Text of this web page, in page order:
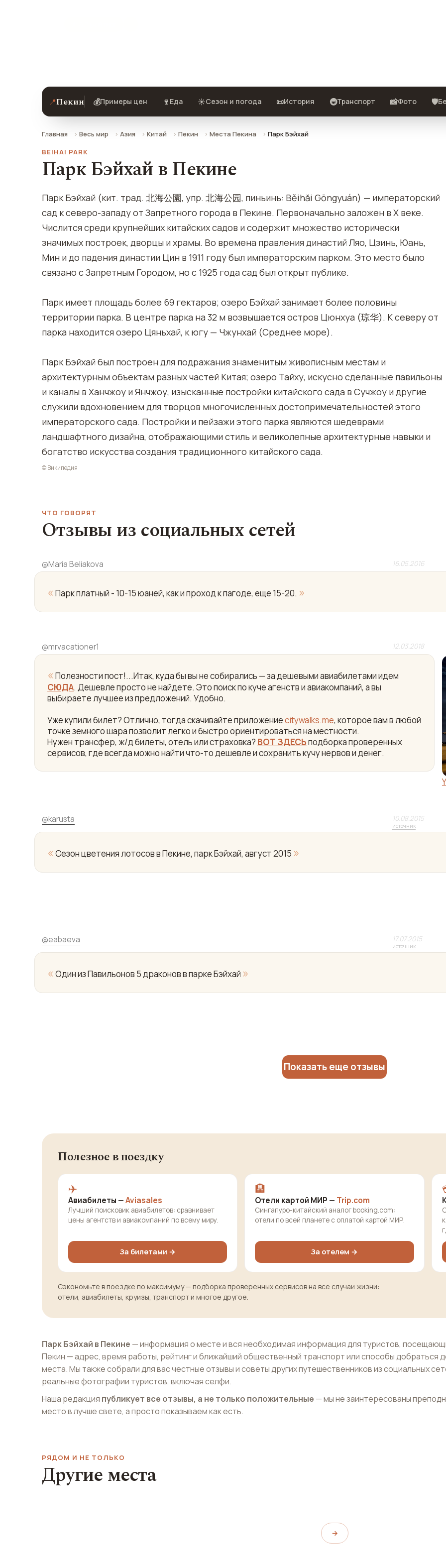
📍Пекин 💰Примеры цен 🍷 Еда ☀️Сезон и погода 📜История 🚇Транспорт 📸Фото 🛡️
Главная Весь мир Азия Китай Пекин Места Пекина
Парк Бэйхай
BEIHAI PARK
Парк Бэйхай в Пекине
Парк Бэйхай (кит. трад. 北海公園, упр. 北海公园, пиньинь: Běihăi Gōngyuán) — императорский
сад к северо-западу от Запретного города в Пекине. Первоначально заложен в Х веке.
Числится среди крупнейших китайских садов и содержит множество исторически
значимых построек, дворцы и храмы. Во времена правления династий Ляо, Цзинь, Юань,
Мин и до падения династии Цин в 1911 году был императорским парком. Это место было
связано с Запретным Городом, но с 1925 года сад был открыт публике.
Парк имеет площадь более 69 гектаров; озеро Бэйхай занимает более половины
территории парка. В центре парка на 32 м возвышается остров Цюнхуа (琼华). К северу от
парка находится озеро Цяньхай, к югу — Чжунхай (Среднее море).
Парк Бэйхай был построен для подражания знаменитым живописным местам и
архитектурным объектам разных частей Китая; озеро Тайху, искусно сделанные павильоны
и каналы в Ханчжоу и Янчжоу, изысканные постройки китайского сада в Сучжоу и другие
служили вдохновением для творцов многочисленных достопримечательностей этого
императорского сада. Постройки и пейзажи этого парка являются шедеврами
ландшафтного дизайна, отображающими стиль и великолепные архитектурные навыки и
богатство искусства создания традиционного китайского сада.
© Википедия
ЧТО ГОВОРЯТ
Отзывы из социальных сетей
@Maria Beliakova 16.05.2016
« Парк платный - 10-15 юаней, как и проход к пагоде, еще 15-20. »
@mrvacationer1 12.03.2018
« Полезности пост!...Итак, куда бы вы не собирались — за дешевыми авиабилетами идем
СЮДА. Дешевле просто не найдете. Это поиск по куче агенств и авиакомпаний, а вы
выбираете лучшее из предложений. Удобно.
Уже купили билет? Отлично, тогда скачивайте приложениеcitywalks.me, которое вам в любой
точке земного шара позволит легко и быстро ориентироваться на местности.
Нужен трансфер, ж/д билеты, отель или страховка? ВОТ ЗДЕСЬподборка проверенных
сервисов, где всегда можно найти что-то дешевле и сохранить кучу нервов и денег.
@karusta 10.08.2015
источник
« Сезон цветения лотосов в Пекине, парк Бэйхай, август 2015 »
@eabaeva 17.07.2015
источник
« Один из Павильонов 5 драконов в парке Бэйхай »
Показать еще отзывы
Полезное в поездку
✈️
Авиабилеты —Aviasales
Лучший поисковик авиабилетов: сравнивает
цены агентств и авиакомпаний по всему миру.
За билетами →
🏨
Отели картой МИР — Trip.com
Сингапуро-китайский аналог booking.com:
отели по всей планете с оплатой картой МИР.
За отелем →
Сэкономьте в поездке по максимуму — подборка проверенных сервисов на все случаи жизни:
отели, авиабилеты, круизы, транспорт и многое другое.
Парк Бэйхай в Пекине — информация о месте и вся необходимая информация для туристов,
Пекин — адрес, время работы, рейтинг и ближайший общественный транспорт или способы добраться
места. Мы также собрали для вас честные отзывы и советы других путешественников из социальных
реальные фотографии туристов, включая селфи.
Наша редакция публикует все отзывы, а не только положительные — мы не заинтересованы
место в лучше свете, а просто показываем как есть.
РЯДОМ И НЕ ТОЛЬКО
Другие места
Бар 4 угла
→